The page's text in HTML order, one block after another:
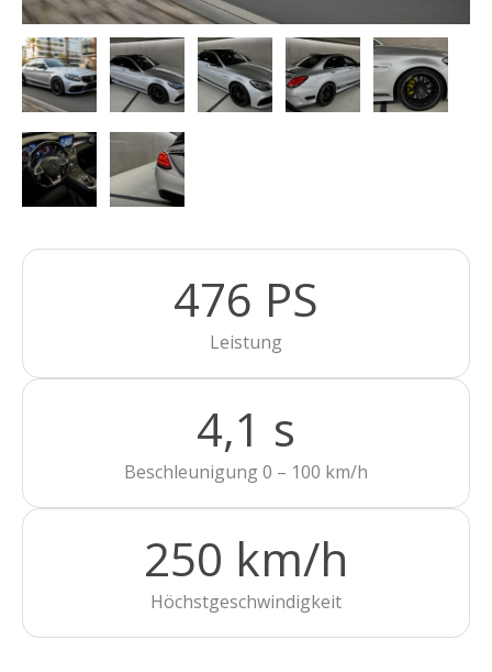
476 PS
Leistung
4,1 s
Beschleunigung 0 – 100 km/h
250 km/h
Höchstgeschwindigkeit